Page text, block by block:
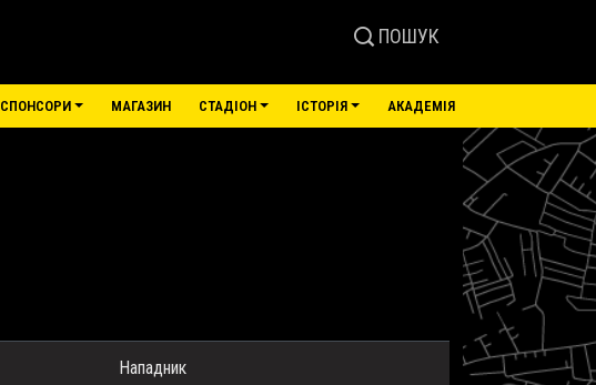
ПОШУК
СПОНСОРИ МАГАЗИН СТАДІОН ІСТОРІЯ АКАДЕМІЯ
Нападник